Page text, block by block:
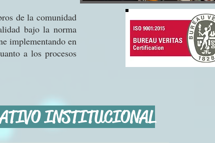
de la comunidad
bajo la norma
implementando en
a los procesos
INSTITUCIONAL